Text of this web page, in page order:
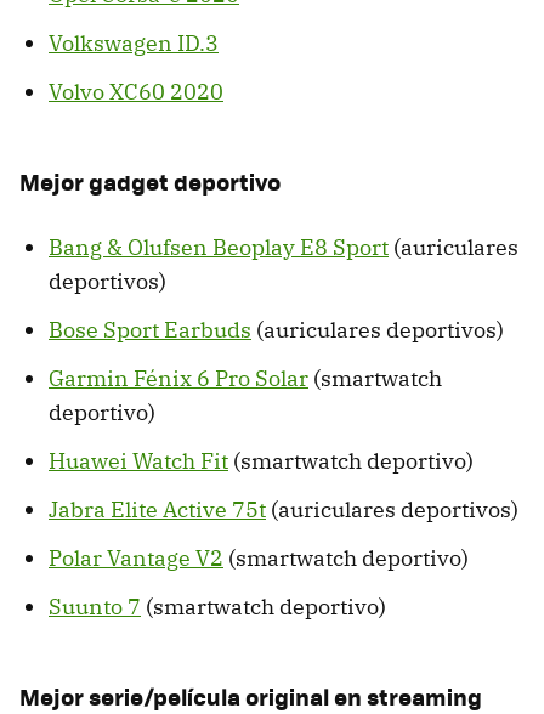
Volkswagen ID.3
Volvo XC60 2020
Mejor gadget deportivo
Bang & Olufsen Beoplay E8 Sport (auriculares
deportivos)
Bose Sport Earbuds (auriculares deportivos)
Garmin Fénix 6 Pro Solar (smartwatch
deportivo)
Huawei Watch Fit (smartwatch deportivo)
Jabra Elite Active 75t (auriculares deportivos)
Polar Vantage V2 (smartwatch deportivo)
Suunto 7 (smartwatch deportivo)
Mejor serie/película original en streaming